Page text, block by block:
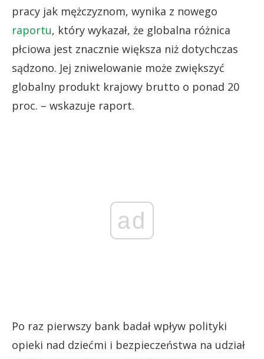
pracy jak mężczyznom, wynika z nowego
raportu, który wykazał, że globalna różnica
płciowa jest znacznie większa niż dotychczas
sądzono. Jej zniwelowanie może zwiększyć
globalny produkt krajowy brutto o ponad 20
proc. – wskazuje raport.
ad
Po raz pierwszy bank badał wpływ polityki
opieki nad dziećmi i bezpieczeństwa na udział